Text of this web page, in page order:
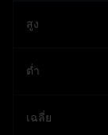
สูง
ต่ำ
เฉลี่ย